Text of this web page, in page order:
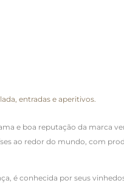
entradas e aperitivos.
e boa reputação da marca
ao redor do mundo, com
é conhecida por seus